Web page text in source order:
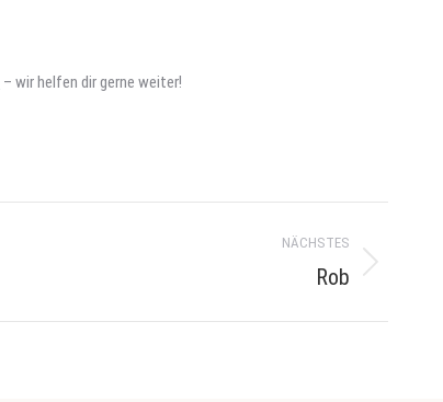
– wir helfen dir gerne weiter!
NÄCHSTES
Rob